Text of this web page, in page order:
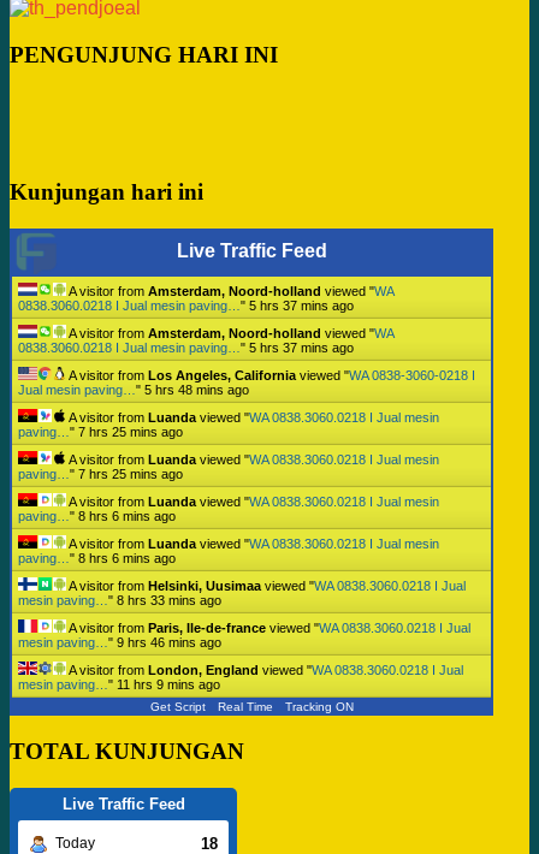
PENGUNJUNG HARI INI
Kunjungan hari ini
Live Traffic Feed
A visitor from Amsterdam, Noord-holland viewed "WA
0838.3060.0218 I Jual mesin paving… " 5 hrs 37 mins ago
A visitor from Amsterdam, Noord-holland viewed "WA
0838.3060.0218 I Jual mesin paving… " 5 hrs 37 mins ago
A visitor from Los Angeles, California viewed "WA 0838-3060-0218 I
Jual mesin paving… " 5 hrs 48 mins ago
A visitor from Luanda viewed "WA 0838.3060.0218 I Jual mesin
paving… " 7 hrs 25 mins ago
A visitor from Luanda viewed "WA 0838.3060.0218 I Jual mesin
paving… " 7 hrs 25 mins ago
A visitor from Luanda viewed "WA 0838.3060.0218 I Jual mesin
paving… " 8 hrs 6 mins ago
A visitor from Luanda viewed "WA 0838.3060.0218 I Jual mesin
paving… " 8 hrs 6 mins ago
A visitor from Helsinki, Uusimaa viewed "WA 0838.3060.0218 I Jual
mesin paving… " 8 hrs 33 mins ago
A visitor from Paris, Ile-de-france viewed "WA 0838.3060.0218 I Jual
mesin paving… " 9 hrs 46 mins ago
A visitor from London, England viewed "WA 0838.3060.0218 I Jual
mesin paving… " 11 hrs 9 mins ago
Get Script Real Time Tracking ON
TOTAL KUNJUNGAN
Live Traffic Feed
Today 18